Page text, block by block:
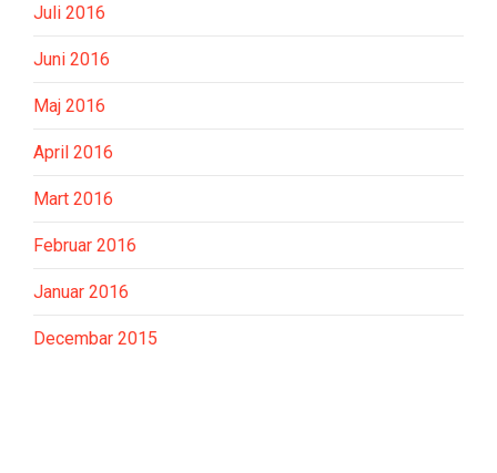
Juli 2016
Juni 2016
Maj 2016
April 2016
Mart 2016
Februar 2016
Januar 2016
Decembar 2015